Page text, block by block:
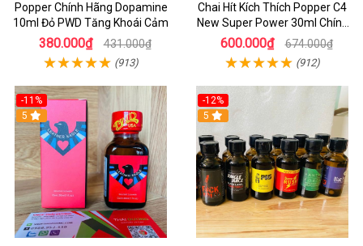
Popper Chính Hãng Dopamine
10ml Đỏ PWD Tăng Khoái Cảm
380.000₫ 431.000₫
(913)
Chai Hít Kích Thích Popper C4
New Super Power 30ml Chính
Hãng Mỹ USA
600.000₫ 674.000₫
(912)
-11%
5
-12%
5